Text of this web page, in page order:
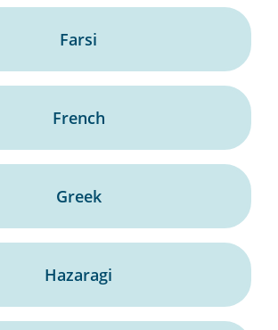
Farsi
French
Greek
Hazaragi